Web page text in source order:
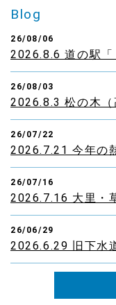
Blog
26/08/06
2026.8.6 道の駅「
26/08/03
2026.8.3 松の木（
26/07/22
2026.7.21 今年の
26/07/16
2026.7.16 大里・
26/06/29
2026.6.29 旧下水